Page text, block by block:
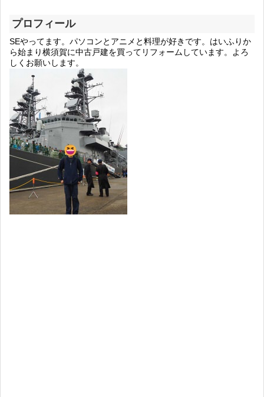
プロフィール
SEやってます。パソコンとアニメと料理が好きです。はいふりか
ら始まり横須賀に中古戸建を買ってリフォームしています。よろ
しくお願いします。